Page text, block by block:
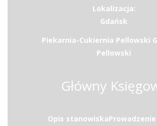
Lokalizacja:
Gdańsk
Piekarnia-Cukiernia Pellowski
Pellowski
Główny
Opis stanowiskaProwadzenie